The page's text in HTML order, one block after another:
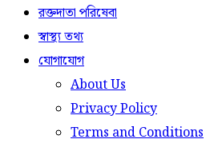
রক্তদাতা পরিষেবা
স্বাস্থ্য তথ্য
যোগাযোগ
About Us
Privacy Policy
Terms and Conditions